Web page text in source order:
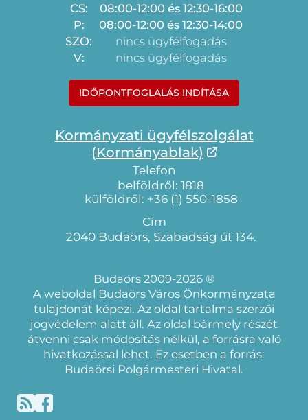
CS:
08:00-12:00 és 12:30-16:00
P:
08:00-12:00 és 12:30-14:00
SZO:
nincs ügyfélfogadás
V:
nincs ügyfélfogadás
IDŐPONTFOGLALÁS INDÍTÁSA
Kormányzati ügyfélszolgálat
(Kormányablak)
Telefon
belföldről: 1818
külföldről: +36 (1) 550-1858
Cím
2040 Budaörs, Szabadság út 134.
Budaörs 2009-2026 ®
A weboldal Budaörs Város Önkormányzata
tulajdonát képezi. Az oldal tartalma szerzői
jogvédelem alatt áll. Az oldal bármely részét
átvenni csak módosítás nélkül, a forrásra való
hivatkozással lehet. Ez esetben a forrás:
Budaörsi Polgármesteri Hivatal.